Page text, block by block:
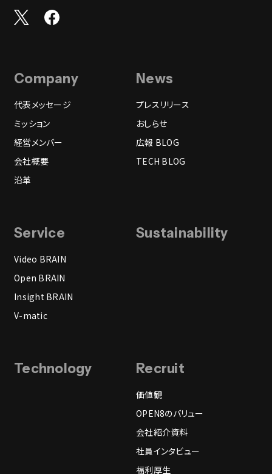
Company
代表メッセージ
ミッション
経営メンバー
会社概要
沿革
News
プレスリリース
おしらせ
広報 BLOG
TECH BLOG
Service
Video BRAIN
Open BRAIN
Insight BRAIN
V-matic
Technology Recruit
価値観
OPEN8のバリュー
会社紹介資料
社員インタビュー
福利厚生
Sustainability